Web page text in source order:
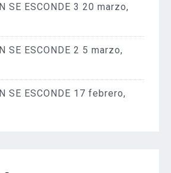
SE ESCONDE 3 20 marzo,
SE ESCONDE 2 5 marzo,
SE ESCONDE 17 febrero,